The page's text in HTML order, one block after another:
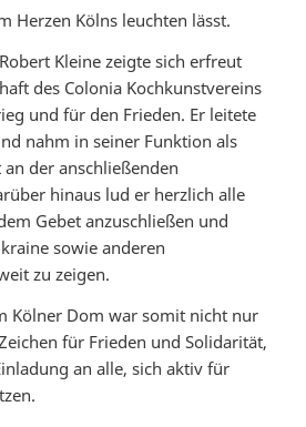
Herzen Kölns leuchten lässt.
Kleine zeigte sich erfreut
des Colonia Kochkunstvereins
und für den Frieden. Er leitete
nahm in seiner Funktion als
der anschließenden
hinaus lud er herzlich alle
Gebet anzuschließen und
sowie anderen
zu zeigen.
Kölner Dom war somit nicht nur
für Frieden und Solidarität,
an alle, sich aktiv für